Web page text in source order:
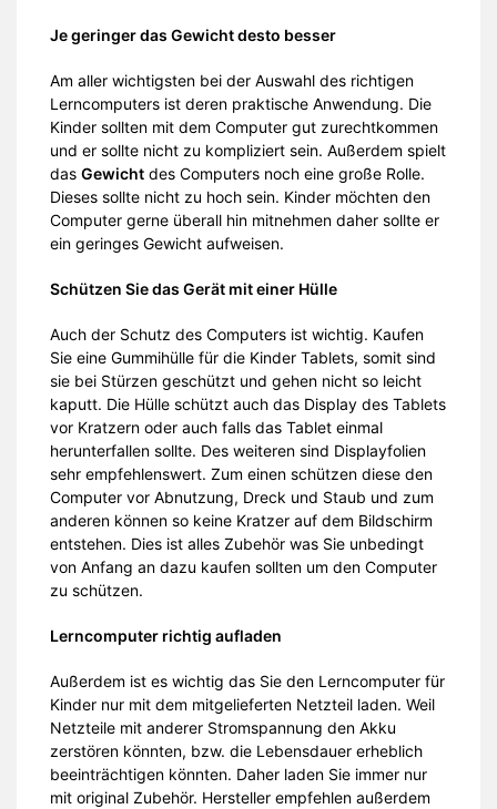
Je geringer das Gewicht desto besser
Am aller wichtigsten bei der Auswahl des richtigen
Lerncomputers ist deren praktische Anwendung. Die
Kinder sollten mit dem Computer gut zurechtkommen
und er sollte nicht zu kompliziert sein. Außerdem spielt
das Gewicht des Computers noch eine große Rolle.
Dieses sollte nicht zu hoch sein. Kinder möchten den
Computer gerne überall hin mitnehmen daher sollte er
ein geringes Gewicht aufweisen.
Schützen Sie das Gerät mit einer Hülle
Auch der Schutz des Computers ist wichtig. Kaufen
Sie eine Gummihülle für die Kinder Tablets, somit sind
sie bei Stürzen geschützt und gehen nicht so leicht
kaputt. Die Hülle schützt auch das Display des Tablets
vor Kratzern oder auch falls das Tablet einmal
herunterfallen sollte. Des weiteren sind Displayfolien
sehr empfehlenswert. Zum einen schützen diese den
Computer vor Abnutzung, Dreck und Staub und zum
anderen können so keine Kratzer auf dem Bildschirm
entstehen. Dies ist alles Zubehör was Sie unbedingt
von Anfang an dazu kaufen sollten um den Computer
zu schützen.
Lerncomputer richtig aufladen
Außerdem ist es wichtig das Sie den Lerncomputer für
Kinder nur mit dem mitgelieferten Netzteil laden. Weil
Netzteile mit anderer Stromspannung den Akku
zerstören könnten, bzw. die Lebensdauer erheblich
beeinträchtigen könnten. Daher laden Sie immer nur
mit original Zubehör. Hersteller empfehlen außerdem